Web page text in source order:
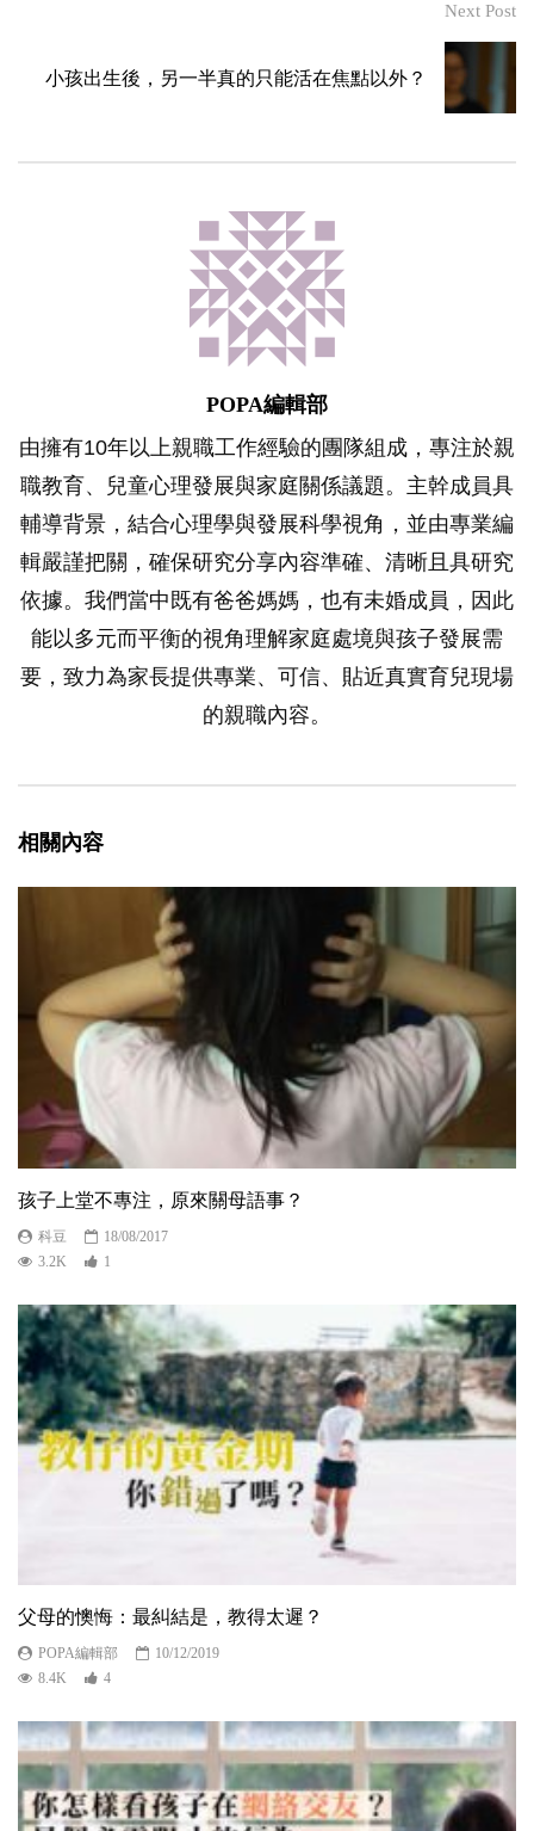
Next Post
小孩出生後，另一半真的只能活在焦點以外？
POPA編輯部
由擁有10年以上親職工作經驗的團隊組成，專注於親
職教育、兒童心理發展與家庭關係議題。主幹成員具
輔導背景，結合心理學與發展科學視角，並由專業編
輯嚴謹把關，確保研究分享內容準確、清晰且具研究
依據。我們當中既有爸爸媽媽，也有未婚成員，因此
能以多元而平衡的視角理解家庭處境與孩子發展需
要，致力為家長提供專業、可信、貼近真實育兒現場
的親職內容。
相關內容
孩子上堂不專注，原來關母語事？
科豆
18/08/2017
3.2K
1
父母的懊悔：最糾結是，教得太遲？
POPA編輯部
10/12/2019
8.4K
4